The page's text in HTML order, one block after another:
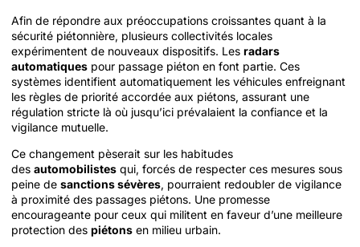
Afin de répondre aux préoccupations croissantes quant à la
sécurité piétonnière, plusieurs collectivités locales
expérimentent de nouveaux dispositifs. Les radars
automatiques pour passage piéton en font partie. Ces
systèmes identifient automatiquement les véhicules enfreignant
les règles de priorité accordée aux piétons, assurant une
régulation stricte là où jusqu’ici prévalaient la confiance et la
vigilance mutuelle.
Ce changement pèserait sur les habitudes
des automobilistes qui, forcés de respecter ces mesures sous
peine de sanctions sévères, pourraient redoubler de vigilance
à proximité des passages piétons. Une promesse
encourageante pour ceux qui militent en faveur d’une meilleure
protection des piétons en milieu urbain.